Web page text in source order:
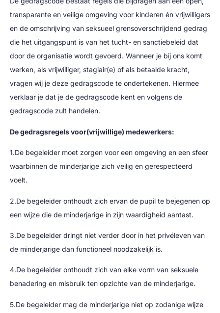
transparante en veilige omgeving voor kinderen én vrijwilligers
en de omschrijving van seksueel grensoverschrijdend gedrag
die het uitgangspunt is van het tucht- en sanctiebeleid dat
door de organisatie wordt gevoerd. Wanneer je bij ons komt
werken, als vrijwilliger, stagiair(e) of als betaalde kracht,
vragen wij je deze gedragscode te ondertekenen. Hiermee
verklaar je dat je de gedragscode kent en volgens de
gedragscode zult handelen.
De gedragsregels voor(vrijwillige) medewerkers:
1.De begeleider moet zorgen voor een omgeving en een sfeer
waarbinnen de minderjarige zich veilig en gerespecteerd
voelt.
2.De begeleider onthoudt zich ervan de pupil te bejegenen op
een wijze die de minderjarige in zijn waardigheid aantast.
3.De begeleider dringt niet verder door in het privéleven van
de minderjarige dan functioneel noodzakelijk is.
4.De begeleider onthoudt zich van elke vorm van seksuele
benadering en misbruik ten opzichte van de minderjarige.
5.De begeleider mag de minderjarige niet op zodanige wijze